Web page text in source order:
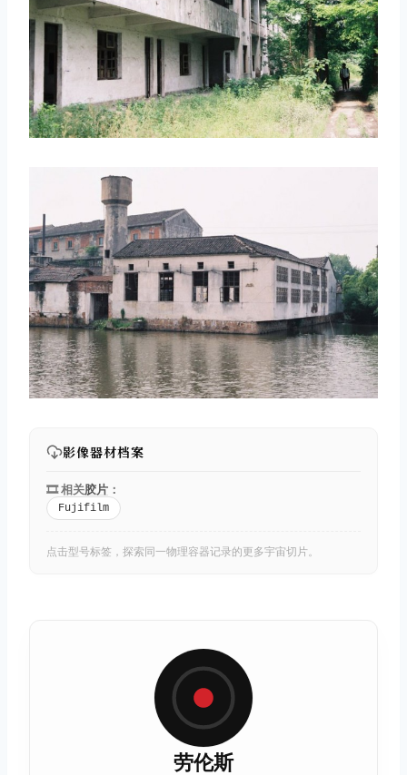
影像器材档案
🎞️ 相关胶片 ：
Fujifilm
点击型号标签，探索同一物理容器记录的更多宇宙切片。
劳伦斯